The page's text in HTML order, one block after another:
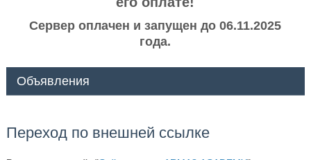
Сервер оплачен и запущен до 06.11.2025
года.
Объявления
Переход по внешней ссылке